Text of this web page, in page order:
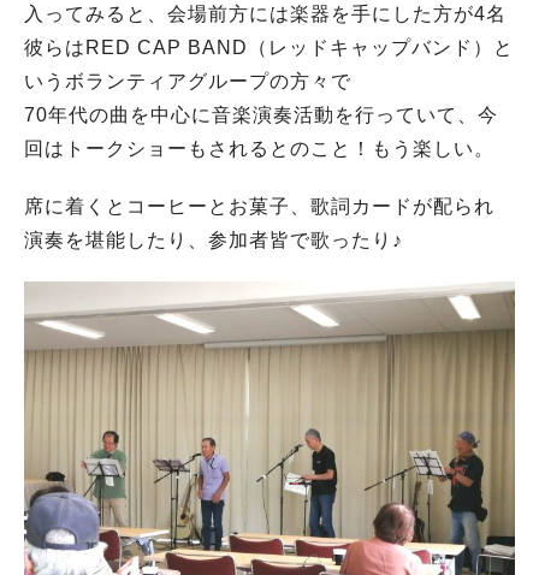
入ってみると、会場前方には楽器を手にした方が4名
彼らはRED CAP BAND（レッドキャップバンド）と
いうボランティアグループの方々で
70年代の曲を中心に音楽演奏活動を行っていて、今
回はトークショーもされるとのこと！もう楽しい。
席に着くとコーヒーとお菓子、歌詞カードが配られ
演奏を堪能したり、参加者皆で歌ったり♪